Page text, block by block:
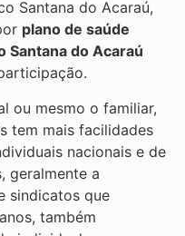
Santana do Acaraú,
plano de saúde
Santana do Acaraú
ou mesmo o familiar,
tem mais facilidades
nacionais e de
geralmente a
sindicatos que
também